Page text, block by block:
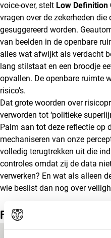
voice-over, stelt Low Definition
vragen over de zekerheden die
gesuggereerd worden.
van beelden in de openbare
alles wat afwijkt als verdacht
lang stilstaat en een broodje
opvallen. De openbare ruimte
risico’s.
Dat grote woorden over
verworden tot ‘politieke
Palm aan tot deze reflectie op
mechaniseren van onze
volledig terugtrekken uit die
controles omdat zij de data
verwerken? En wat als alleen
wie beslist dan nog over
Film details